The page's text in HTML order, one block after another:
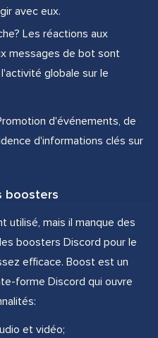
avec eux.
Les réactions aux
messages de bot sont
globale sur le
d'événements, de
d'informations clés sur
boosters
utilisé, mais il manque des
boosters Discord pour le
efficace. Boost est un
forme Discord qui ouvre
et vidéo;